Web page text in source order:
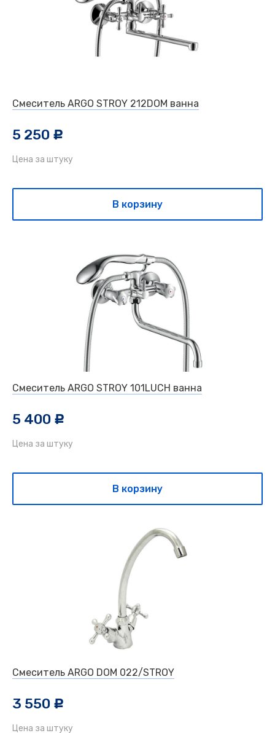
Смеситель ARGO STROY 212DOM ванна
5 250 c
Цена за штуку
В корзину
Смеситель ARGO STROY 101LUCH ванна
5 400 c
Цена за штуку
В корзину
Смеситель ARGO DOM 022/STROY
3 550 c
Цена за штуку